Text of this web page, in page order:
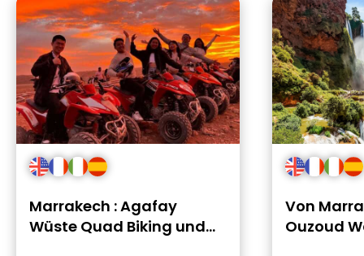
Marrakech : Agafay
Wüste Quad Biking und
Von
Ouzoud